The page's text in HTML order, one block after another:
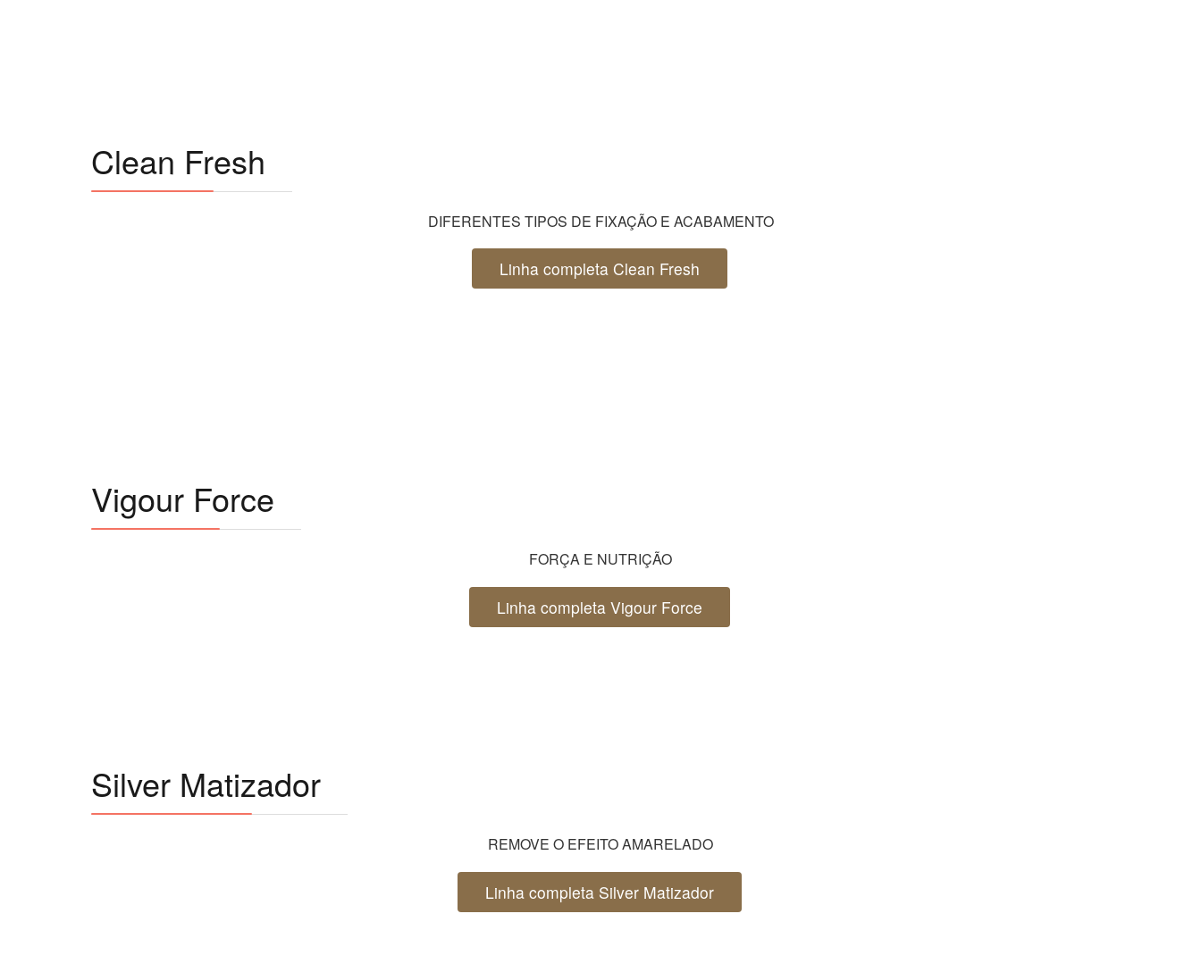
Clean Fresh
DIFERENTES TIPOS DE FIXAÇÃO E ACABAMENTO
Linha completa Clean Fresh
Vigour Force
FORÇA E NUTRIÇÃO
Linha completa Vigour Force
Silver Matizador
REMOVE O EFEITO AMARELADO
Linha completa Silver Matizador